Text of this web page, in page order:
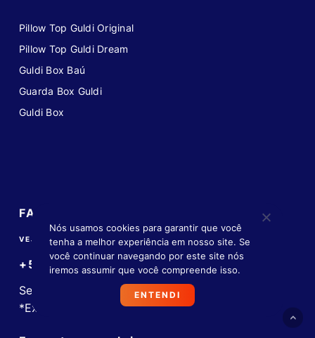
Pillow Top Guldi Original
Pillow Top Guldi Dream
Guldi Box Baú
Guarda Box Guldi
Guldi Box
FAQ
VEJA PERGUNTAS FREQUENTES
+55 11 4933-7723
Seg-Sáb, 09h às 20h
*Exceto em feriados nacionais.
Nós usamos cookies para garantir que você
tenha a melhor experiência em nosso site. Se
você continuar navegando por este site nós
iremos assumir que você compreende isso.
ENTENDI